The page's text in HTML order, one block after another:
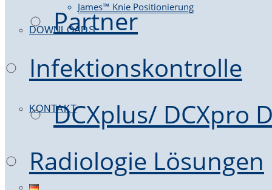
James™ Knie Positionierung
DOWNLOADS
KONTAKT
Partner
Infektionskontrolle
DCXplus/ DCXpro
Radiologie Lösungen